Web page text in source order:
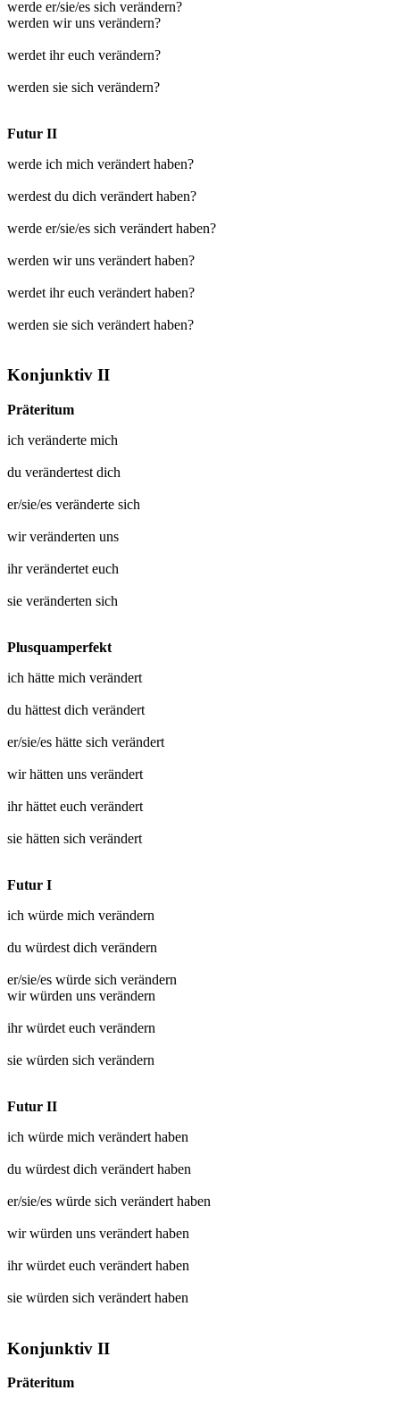
werde er/sie/es sich verändern?
werden wir uns verändern?
werdet ihr euch verändern?
werden sie sich verändern?
Futur II
werde ich mich verändert haben?
werdest du dich verändert haben?
werde er/sie/es sich verändert haben?
werden wir uns verändert haben?
werdet ihr euch verändert haben?
werden sie sich verändert haben?
Konjunktiv II
Präteritum
ich veränderte mich
du verändertest dich
er/sie/es veränderte sich
wirveränderten uns
ihrverändertet euch
sie veränderten sich
Plusquamperfekt
ich hätte mich verändert
du hättest dich verändert
er/sie/es hätte sich verändert
wir hätten uns verändert
ihr hättet euch verändert
sie hätten sich verändert
Futur I
ich würde mich verändern
du würdest dich verändern
er/sie/es würde sich verändern
wir würden uns verändern
ihr würdet euch verändern
sie würden sich verändern
Futur II
ich würde mich verändert haben
du würdest dich verändert haben
er/sie/es würde sich verändert haben
wir würden uns verändert haben
ihr würdet euch verändert haben
sie würden sich verändert haben
Konjunktiv II
Präteritum